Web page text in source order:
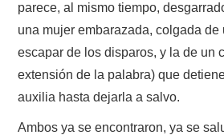
parece, al mismo tiempo,
una mujer embarazada, colgada de
escapar de los disparos, y la de un
extensión de la palabra) que
auxilia hasta dejarla a salvo.
Ambos ya se encontraron, ya se